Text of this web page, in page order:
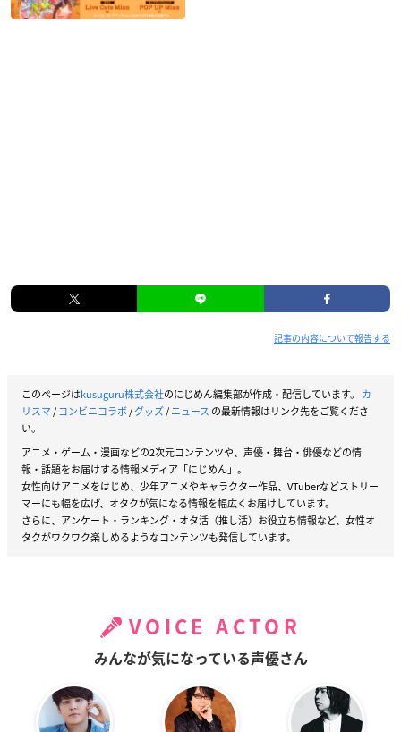
記事の内容について報告する
このページはkusuguru株式会社のにじめん編集部が作成・配信しています。 カ
リスマ/コンビニコラボ/グッズ/ニュース の最新情報はリンク先をご覧くださ
い。
アニメ・ゲーム・漫画などの2次元コンテンツや、声優・舞台・俳優などの情
報・話題をお届けする情報メディア「にじめん」。
女性向けアニメをはじめ、少年アニメやキャラクター作品、VTuberなどストリー
マーにも幅を広げ、オタクが気になる情報を幅広くお届けしています。
さらに、アンケート・ランキング・オタ活（推し活）お役立ち情報など、女性オ
タクがワクワク楽しめるようなコンテンツも発信しています。
VOICE ACTOR
みんなが気になっている声優さん